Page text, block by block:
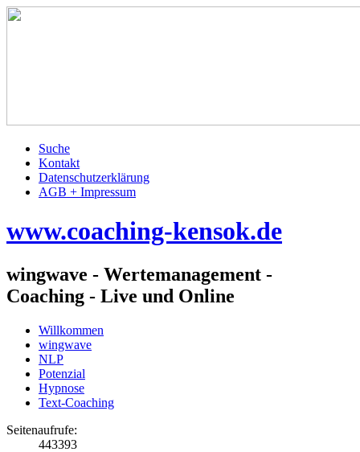
Suche
Kontakt
Datenschutzerklärung
AGB + Impressum
www.coaching-kensok.de
wingwave - Wertemanagement -
Coaching - Live und Online
Willkommen
wingwave
NLP
Potenzial
Hypnose
Text-Coaching
Seitenaufrufe:
443393